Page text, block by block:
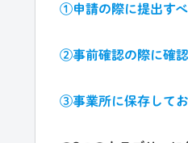
①申請の際に提出す
②事前確認の際に確
③事業所に保存して